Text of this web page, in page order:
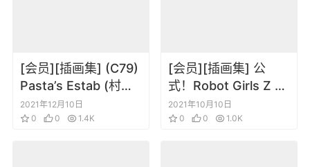
[会员][插画集] (C79)
Pasta’s Estab (村田
莲尔) COLORS (シャ
ングリ・ラ)
2021年12月10日
0
0 1.4K
[会员][插画集] 公
式！Robot Girls Z 完
全图鉴
2021年10月10日
0
0 1.0K